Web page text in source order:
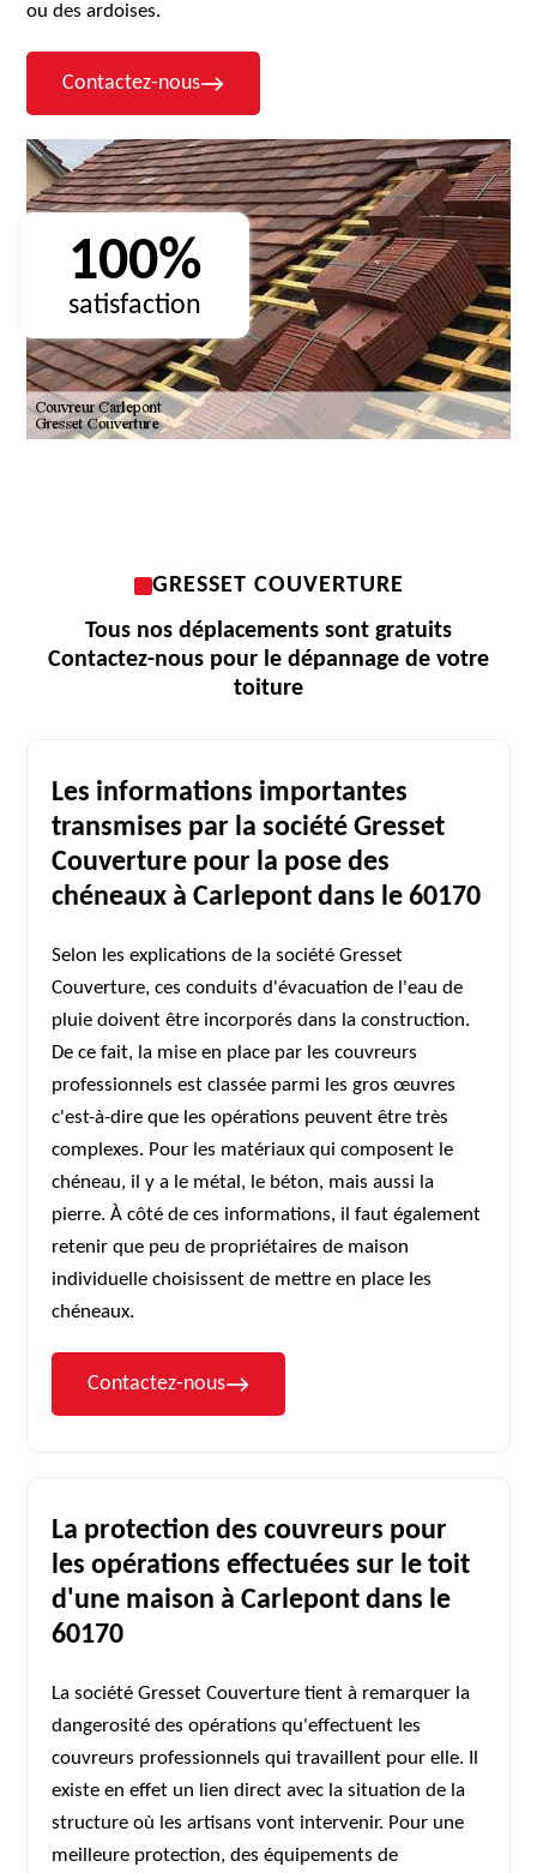
ou des ardoises.
Contactez-nous
100%
satisfaction
GRESSET COUVERTURE
Tous nos déplacements sont gratuits
Contactez-nous pour le dépannage de votre
toiture
Les informations importantes
transmises par la société Gresset
Couverture pour la pose des
chéneaux à Carlepont dans le 60170
Selon les explications de la société Gresset
Couverture, ces conduits d'évacuation de l'eau de
pluie doivent être incorporés dans la construction.
De ce fait, la mise en place par les couvreurs
professionnels est classée parmi les gros œuvres
c'est-à-dire que les opérations peuvent être très
complexes. Pour les matériaux qui composent le
chéneau, il y a le métal, le béton, mais aussi la
pierre. À côté de ces informations, il faut également
retenir que peu de propriétaires de maison
individuelle choisissent de mettre en place les
chéneaux.
Contactez-nous
La protection des couvreurs pour
les opérations effectuées sur le toit
d'une maison à Carlepont dans le
60170
La société Gresset Couverture tient à remarquer la
dangerosité des opérations qu'effectuent les
couvreurs professionnels qui travaillent pour elle. Il
existe en effet un lien direct avec la situation de la
structure où les artisans vont intervenir. Pour une
meilleure protection, des équipements de